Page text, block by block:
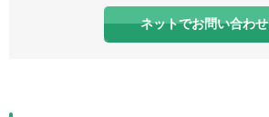
ネットでお問い合わせ